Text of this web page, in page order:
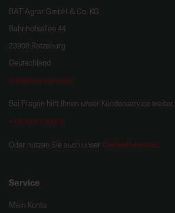
BAT Agrar GmbH & Co. KG
Bahnhofsallee 44
23909 Ratzeburg
Deutschland
info@bat-agrar.de
Bei Fragen hilft Ihnen unser Kundenservice weiter:
+49 4541 806 0
Oder nutzen Sie auch unser Onlineformular.
Service
Mein Konto